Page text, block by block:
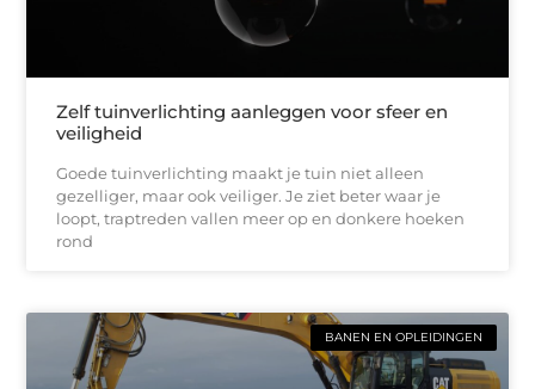
Zelf tuinverlichting aanleggen voor sfeer en
veiligheid
Goede tuinverlichting maakt je tuin niet alleen
gezelliger, maar ook veiliger. Je ziet beter waar je
loopt, traptreden vallen meer op en donkere hoeken
rond
BANEN EN OPLEIDINGEN